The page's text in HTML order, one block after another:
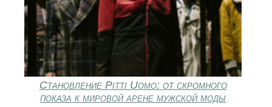
Становление Pitti Uomo: от скромного
показа к мировой арене мужской моды